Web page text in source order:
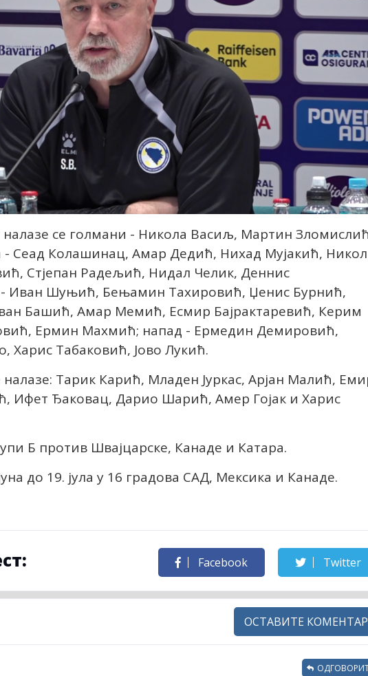
налазе се голмани - Никола Васиљ, Мартин
Сеад Колашинац, Амар Дедић, Нихад Мујакић,
Стјепан Радељић, Нидал Челик, Деннис
- Иван Шуњић, Бењамин Тахировић, Џенис Бурнић,
Башић, Амар Мемић, Есмир Бајрактаревић, Керим
Ермин Махмић; напад - Ермедин Демировић,
Харис Табаковић, Јово Лукић.
Тарик Карић, Младен Јуркас, Арјан Малић,
Ифет Ђаковац, Дарио Шарић, Амер Гојак и Харис
Б против Швајцарске, Канаде и Катара.
до 19. јула у 16 градова САД, Мексика и Канаде.
Facebook Twitter
ОСТАВИТЕ КОМЕНТАР